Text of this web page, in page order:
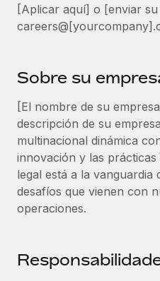
Integraciones
SERVICIOS
Pregunta a un experto
Obtén ayuda de gente
y cumplimiento normativo.
Comprobaciones de
Simplifica los procesos
Adelántate a los riesgos
plataforma de forma
Remote Build
Consultoría de
CASOS PRÁCTICOS
Sala de prensa
Centro de información
Obtén ayuda
Consulta todos los
BLOG
Nómina global
Contractor Management
[Aplicar aquí] o [enviar su
Sobre su
[El nombre de su
descripción de su
multinacional dinámica
innovación y las
legal está a la
desafíos que vienen con
operaciones.